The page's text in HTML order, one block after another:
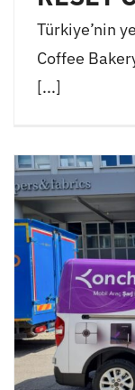
Türkiye’nin
Coffee
[...]